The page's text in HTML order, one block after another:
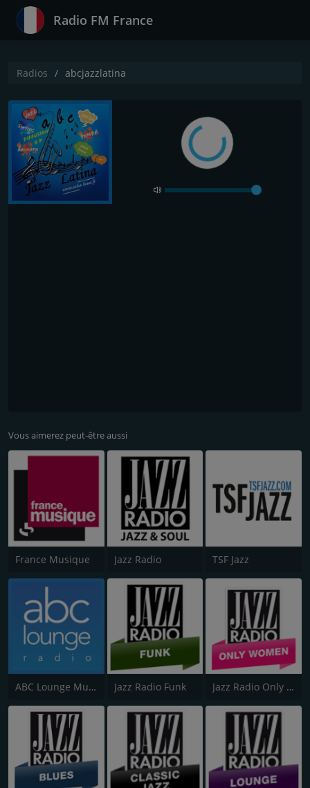
Radio FM France
Radios abcjazzlatina
Vous aimerez peut-être aussi
France Musique Jazz Radio TSF Jazz
ABC Lounge Music Jazz Radio Funk Jazz Radio Only Women